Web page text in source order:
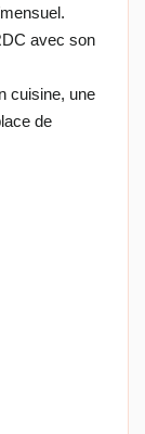
avec son
cuisine, une
de